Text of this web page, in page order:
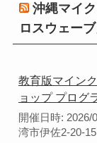
沖縄マイ
ロスウェー
教育版マイン
ョップ プログ
開催日時: 2026/
湾市伊佐2-20-